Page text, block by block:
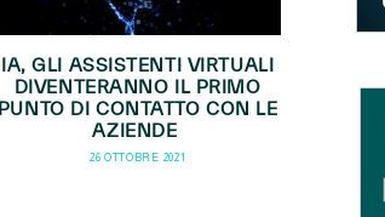
IA, GLI ASSISTENTI VIRTUALI
DIVENTERANNO IL PRIMO
PUNTO DI CONTATTO CON LE
AZIENDE
26 OTTOBRE 2021